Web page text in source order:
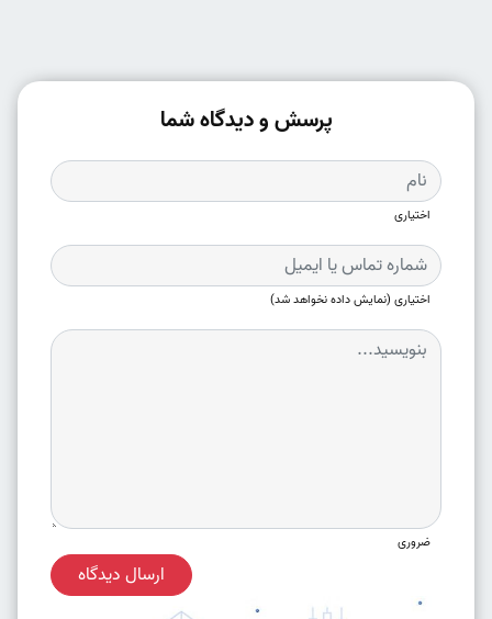
پرسش و دیدگاه شما
اختیاری
اختیاری (نمایش داده نخواهد شد)
ضروری
ارسال دیدگاه